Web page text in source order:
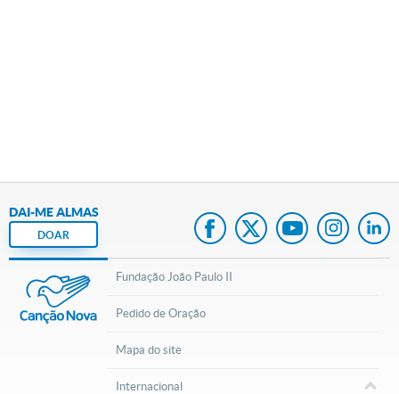
DAI-ME ALMAS
DOAR
Fundação João Paulo II
Pedido de Oração
Mapa do site
Internacional